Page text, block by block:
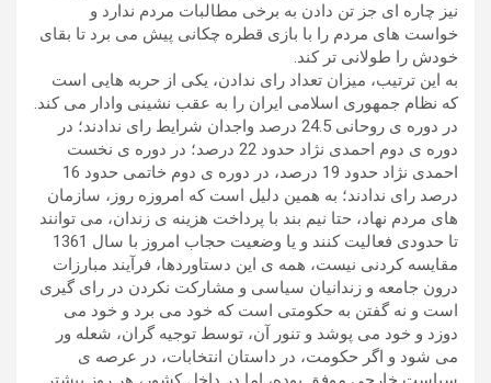
نیز چاره ای جز تن دادن به برخی مطالبات مردم ندارد و
خواست های مردم را با بازی قطره چکانی پیش می برد تا بقای
خودش را طولانی تر کند.
به این ترتیب، میزان تعداد رای ندادن، یکی از حربه هایی است
که نظام جمهوری اسلامی ایران را به عقب نشینی وادار می کند.
در دوره ی روحانی 24.5 درصد واجدان شرایط رای ندادند؛ در
دوره ی دوم احمدی نژاد حدود 22 درصد؛ در دوره ی نخست
احمدی نژاد حدود 19 درصد، در دوره ی دوم خاتمی حدود 16
درصد رای ندادند؛ به همین دلیل است که امروزه روز، سازمان
های مردم نهاد، حتا نیم بند با پرداخت هزینه ی زندان، می توانند
تا حدودی فعالیت کنند و یا وضعیت حجاب امروز با سال 1361
مقایسه کردنی نیست، همه ی این دستاوردها، فرآیند مبارزات
درون جامعه و زندانیان سیاسی و مشارکت نکردن در رای گیری
است و نه گفتن به حکومتی است که خود می برد و خود می
دوزد و خود می پوشد و تنور آن، توسط توجیه گران، شعله ور
می شود و اگر حکومت، در داستان انتخابات، در عرصه ی